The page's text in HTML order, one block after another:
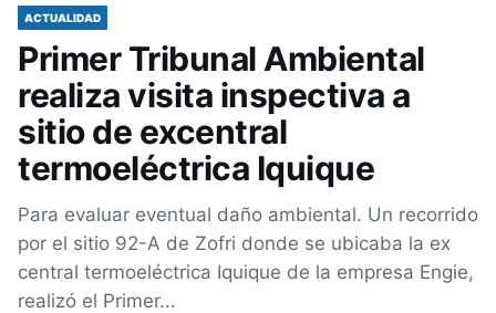
ACTUALIDAD
Primer Tribunal Ambiental
realiza visita inspectiva a
sitio de excentral
termoeléctrica Iquique
Para evaluar eventual daño ambiental. Un recorrido
por el sitio 92-A de Zofri donde se ubicaba la ex
central termoeléctrica Iquique de la empresa Engie,
realizó el Primer...